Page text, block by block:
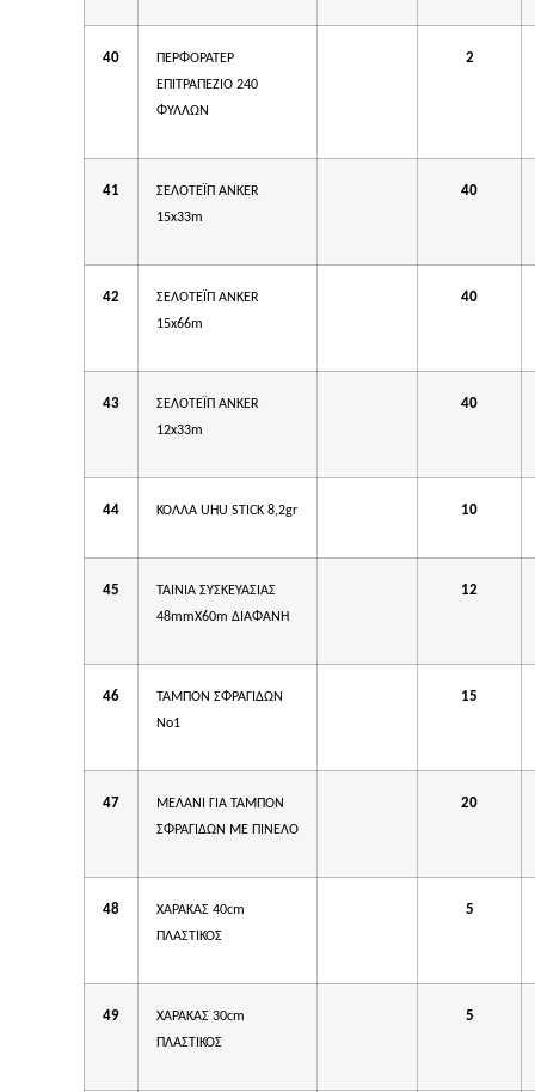
40
ΠΕΡΦΟΡΑΤΕΡ
ΕΠΙΤΡΑΠΕΖΙΟ 240
ΦΥΛΛΩΝ
2
41
ΣΕΛΟΤΕΪΠ ΑΝΚΕR
15x33m
40
42
ΣΕΛΟΤΕΪΠ ΑΝΚΕR
15x66m
40
43
ΣΕΛΟΤΕΪΠ ΑΝΚΕR
12x33m
40
44 ΚΟΛΛΑ UHU STICK 8,2gr 10
45
TAINIA ΣΥΣΚΕΥΑΣΙΑΣ
48mmX60m ΔΙΑΦΑΝΗ
12
46
ΤΑΜΠΟΝ ΣΦΡΑΓΙΔΩΝ
Νο1
15
47
ΜΕΛΑΝΙ ΓΙΑ ΤΑΜΠΟΝ
ΣΦΡΑΓΙΔΩΝ ΜΕ ΠΙΝΕΛΟ
20
48
ΧΑΡΑΚΑΣ 40cm
ΠΛΑΣΤΙΚΟΣ
5
49
ΧΑΡΑΚΑΣ 30cm
ΠΛΑΣΤΙΚΟΣ
5